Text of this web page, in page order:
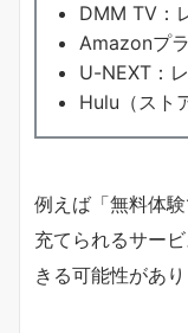
DMM TV：
Amazonプ
U-NEXT：
Hulu（スト
例えば「無料体
充てられるサー
きる可能性があり